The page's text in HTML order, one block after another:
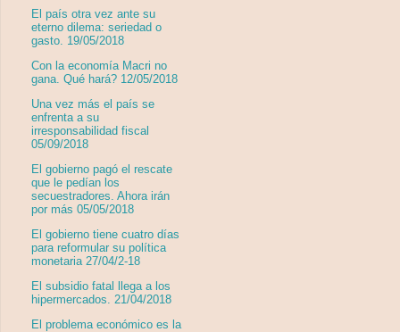
El país otra vez ante su
eterno dilema: seriedad o
gasto. 19/05/2018
Con la economía Macri no
gana. Qué hará? 12/05/2018
Una vez más el país se
enfrenta a su
irresponsabilidad fiscal
05/09/2018
El gobierno pagó el rescate
que le pedían los
secuestradores. Ahora irán
por más 05/05/2018
El gobierno tiene cuatro días
para reformular su política
monetaria 27/04/2-18
El subsidio fatal llega a los
hipermercados. 21/04/2018
El problema económico es la